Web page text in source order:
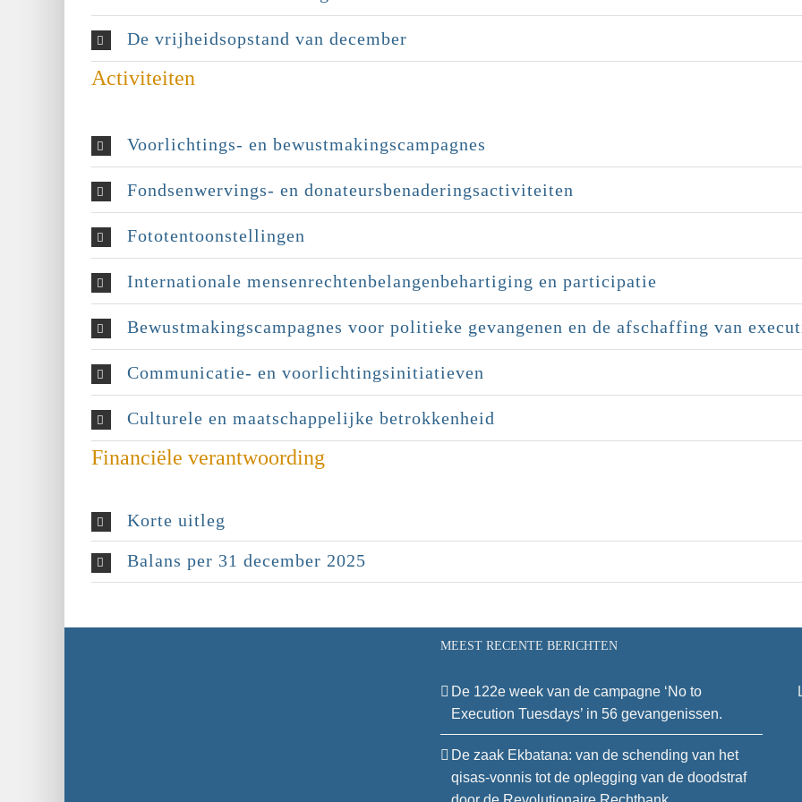
De vrijheidsopstand van december
Activiteiten
Voorlichtings- en bewustmakingscampagnes
Fondsenwervings- en donateursbenaderingsactiviteiten
Fototentoonstellingen
Internationale mensenrechtenbelangenbehartiging en participatie
Bewustmakingscampagnes voor politieke gevangenen en de afschaffing van
Communicatie- en voorlichtingsinitiatieven
Culturele en maatschappelijke betrokkenheid
Financiële verantwoording
Korte uitleg
Balans per 31 december 2025
MEEST RECENTE BERICHTEN
De 122e week van de campagne ‘No to
Execution Tuesdays’ in 56 gevangenissen.
De zaak Ekbatana: van de schending van het
qisas-vonnis tot de oplegging van de doodstraf